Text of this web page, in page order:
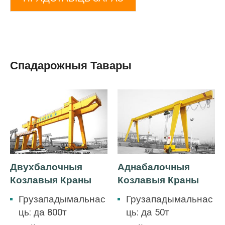
Спадарожныя Тавары
Двухбалочныя
Козлавыя Краны
Грузападымальнас
ць: да 800т
Аднабалочныя
Козлавыя Краны
Грузападымальнас
ць: да 50т